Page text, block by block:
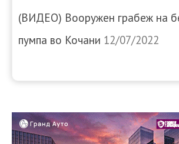
(ВИДЕО) Вооружен грабеж на
пумпа во Кочани 12/07/2022